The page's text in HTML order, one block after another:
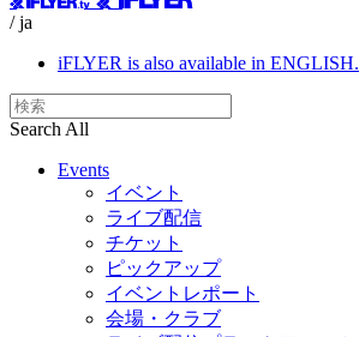
/ ja
iFLYER is also available in ENGLISH.
Search All
Events
イベント
ライブ配信
チケット
ピックアップ
イベントレポート
会場・クラブ